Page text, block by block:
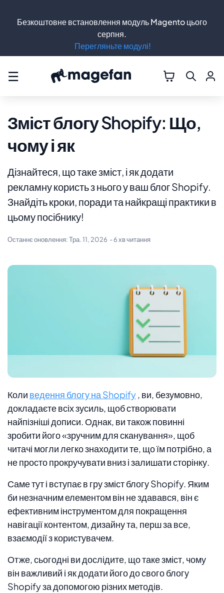
☰
Зміст блогу Shopify: Що,
чому і як
Дізнайтеся, що таке зміст, і як додати
рекламну користь з нього у ваш блог Shopify.
Знайдіть кроки, поради та найкращі практики в
цьому посібнику!
Останнє оновлення:Тра. 11, 2026 - 6 хв читання
Коли ведення блогу на Shopify, ви, безумовно,
докладаєте всіх зусиль, щоб створювати
найпізніші дописи. Однак, ви також повинні
зробити його «зручним для сканування», щоб
читачі могли легко знаходити те, що їм потрібно, а
не просто прокручувати вниз і залишати сторінку.
Саме тут і вступає в гру зміст блогу Shopify. Яким
би незначним елементом він не здавався, він є
ефективним інструментом для покращення
навігації контентом, дизайну та, перш за все,
взаємодії з користувачем.
Отже, сьогодні ви дослідите, що таке зміст, чому
він важливий і як додати його до свого блогу
Shopify за допомогою різних методів.
Безкоштовне встановлення модуль Magento цього
серпня.
Перегляньте модулі!